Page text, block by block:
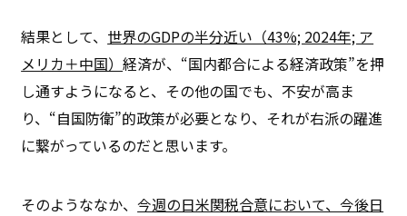
結果として、 世界のGDPの半分近い（43%; 2024年; ア
メリカ＋中国）経済が、“国内都合による経済政策”を押
し通すようになると、その他の国でも、不安が高ま
り、“自国防衛”的政策が必要となり、それが右派の躍進
に繋がっているのだと思います。
そのようななか、今週の日米関税合意において、今後日